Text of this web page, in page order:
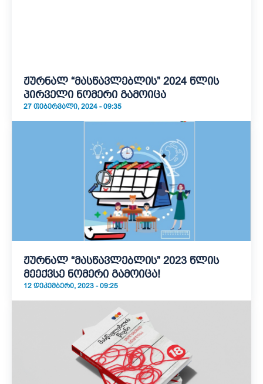
ჟურნალ “მასწავლებლის” 2024 წლის
პირველი ნომერი გამოიცა
27 ᲗᲔᲑᲔᲠᲕᲐᲚᲘ, 2024 - 09:35
ჟურნალ “მასწავლებლის” 2023 წლის
მეექვსე ნომერი გამოიცა!
12 ᲓᲔᲙᲔᲛᲑᲔᲠᲘ, 2023 - 09:25